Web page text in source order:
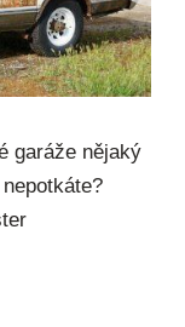
garáže nějaký